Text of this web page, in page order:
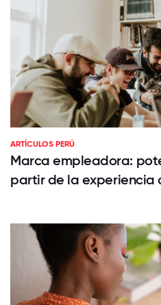
ARTÍCULOS PERÚ
Marca empleadora:
partir de la experiencia